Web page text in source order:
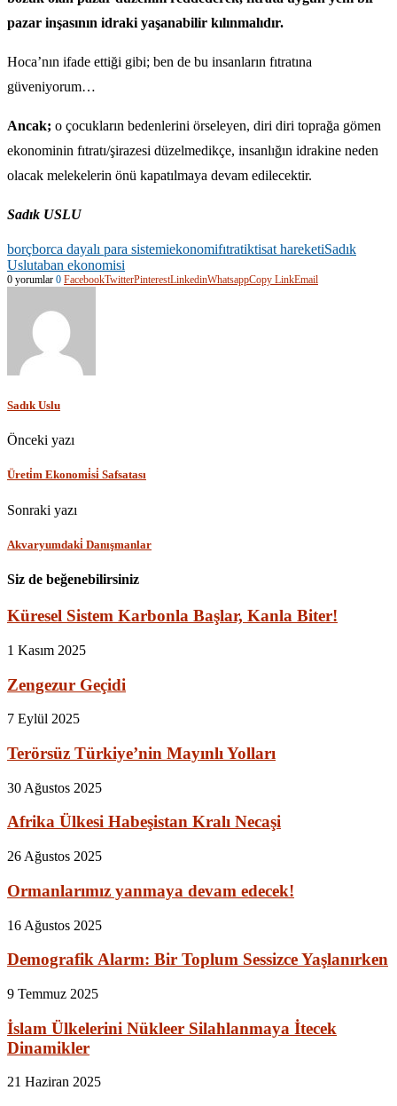
pazar inşasının idraki yaşanabilir kılınmalıdır.
Hoca’nın ifade ettiği gibi; ben de bu insanların fıtratına
güveniyorum…
Ancak; o çocukların bedenlerini örseleyen, diri diri toprağa gömen
ekonominin fıtratı/şirazesi düzelmedikçe, insanlığın idrakine neden
olacak melekelerin önü kapatılmaya devam edilecektir.
Sadık USLU
borçborca dayalı para sistemiekonomifıtratiktisat hareketiSadık
Uslutaban ekonomisi
0 yorumlar 0 FacebookTwitterPinterestLinkedinWhatsappCopy LinkEmail
Sadık Uslu
Önceki yazı
Üreti̇m Ekonomi̇si̇ Safsatası
Sonraki yazı
Akvaryumdaki̇ Danışmanlar
Siz de beğenebilirsiniz
Küresel Sistem Karbonla Başlar, Kanla Biter!
1 Kasım 2025
Zengezur Geçidi
7 Eylül 2025
Terörsüz Türkiye’nin Mayınlı Yolları
30 Ağustos 2025
Afrika Ülkesi Habeşistan Kralı Necaşi
26 Ağustos 2025
Ormanlarımız yanmaya devam edecek!
16 Ağustos 2025
Demografik Alarm: Bir Toplum Sessizce Yaşlanırken
9 Temmuz 2025
İslam Ülkelerini Nükleer Silahlanmaya İtecek
Dinamikler
21 Haziran 2025